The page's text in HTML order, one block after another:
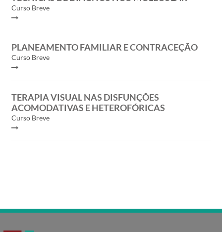
Curso Breve
PLANEAMENTO FAMILIAR E CONTRACEÇÃO
Curso Breve
TERAPIA VISUAL NAS DISFUNÇÕES
ACOMODATIVAS E HETEROFÓRICAS
Curso Breve